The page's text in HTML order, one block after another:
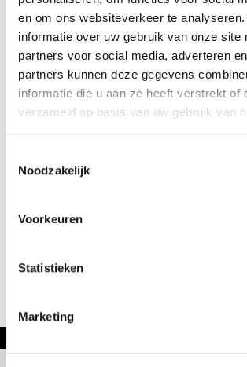
en om ons websiteverkeer te
informatie over uw gebruik van onze site
partners voor social media, adverteren
partners kunnen deze gegevens
informatie die u aan ze heeft verstrekt of
verzameld op basis van uw gebruik van
Noodzakelijk
Voorkeuren
Statistieken
Marketing
E-mailadres *
Telefoon *